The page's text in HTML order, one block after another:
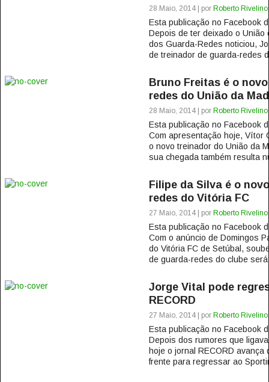
28 Maio, 2014 | por Roberto Rivelino
Esta publicação no Facebook
Depois de ter deixado o União
dos Guarda-Redes noticiou,
de treinador de guarda-redes
Bruno Freitas é o
redes do União da
28 Maio, 2014 | por Roberto Rivelino
Esta publicação no Facebook
Com apresentação hoje, Vítor
o novo treinador do União da
sua chegada também resulta
Filipe da Silva é o
redes do Vitória FC
27 Maio, 2014 | por Roberto Rivelino
Esta publicação no Facebook
Com o anúncio de Domingos
do Vitória FC de Setúbal,
de guarda-redes do clube
Jorge Vital pode
RECORD
27 Maio, 2014 | por Roberto Rivelino
Esta publicação no Facebook
Depois dos rumores que
hoje o jornal RECORD
frente para regressar ao